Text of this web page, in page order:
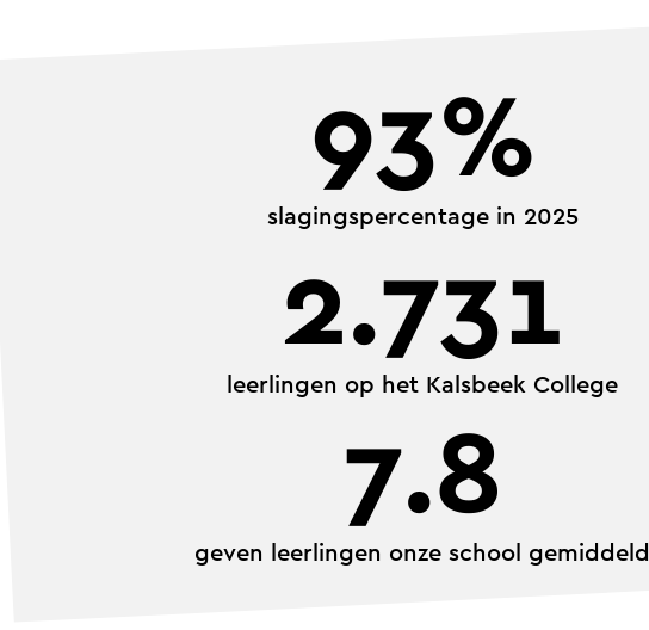
93%
slagingspercentage in 2025
2.731
leerlingen op het Kalsbeek College
7.8
geven leerlingen onze school gemiddeld